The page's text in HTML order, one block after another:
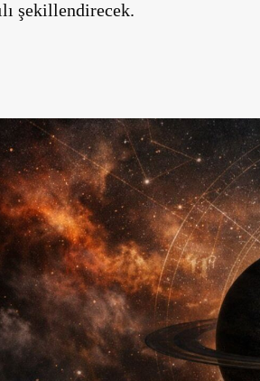
şekillendirecek.